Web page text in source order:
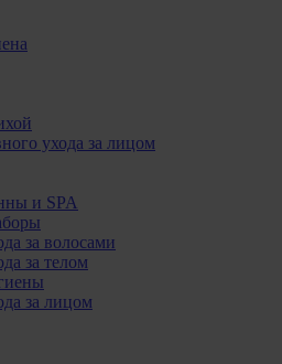
ухода за лицом
и SPA
за волосами
за телом
за лицом